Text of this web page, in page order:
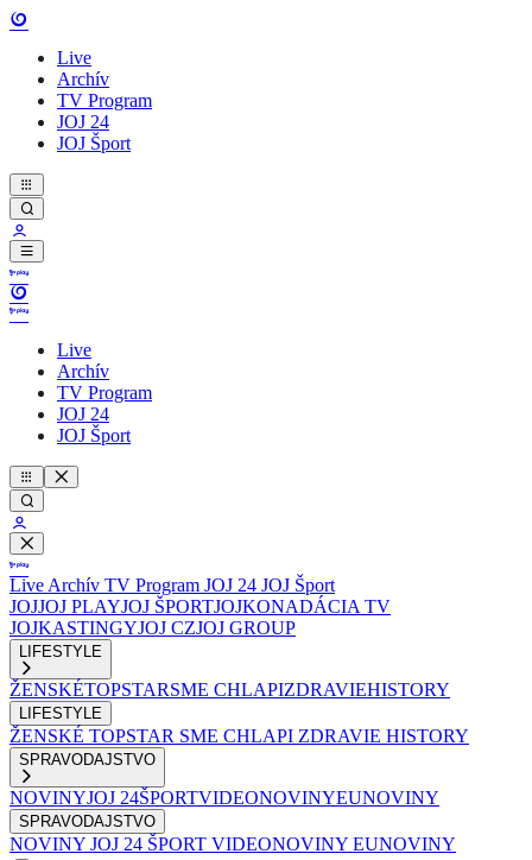
Live
Archív
TV Program
JOJ 24
JOJ Šport
Live
Archív
TV Program
JOJ 24
JOJ Šport
Live Archív TV Program JOJ 24 JOJ Šport
JOJJOJ PLAYJOJ ŠPORTJOJKONADÁCIA TV
JOJKASTINGYJOJ CZJOJ GROUP
LIFESTYLE
ŽENSKÉTOPSTARSME CHLAPIZDRAVIEHISTORY
LIFESTYLE
ŽENSKÉ TOPSTAR SME CHLAPI ZDRAVIE HISTORY
SPRAVODAJSTVO
NOVINYJOJ 24ŠPORTVIDEONOVINYEUNOVINY
SPRAVODAJSTVO
NOVINY JOJ 24 ŠPORT VIDEONOVINY EUNOVINY